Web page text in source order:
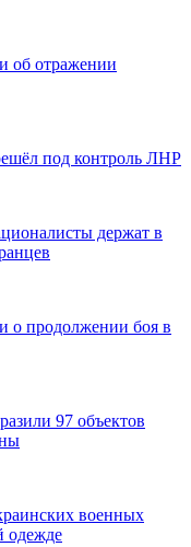
об отражении
под контроль ЛНР
держат в
о продолжении боя в
97 объектов
военных
одежде